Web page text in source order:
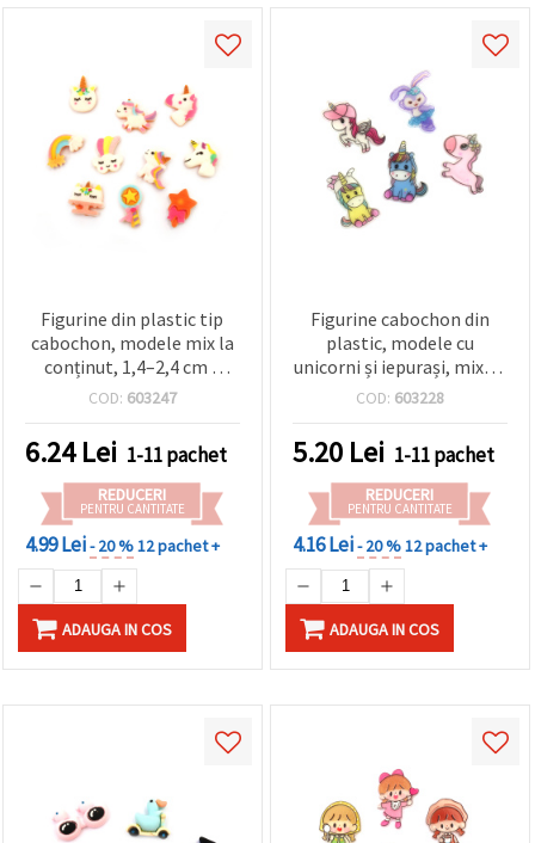
Figurine din plastic tip
cabochon, modele mix la
conținut, 1,4–2,4 cm –
pachet de 10 buc.
COD: 603247
6.24Lei 1-11 pachet
REDUCERI
PENTRU CANTITATE
4.99 Lei- 20 %12 pachet +
ADAUGA IN COS
Figurine cabochon din
plastic, modele cu
unicorni și iepurași, mixte,
3–3,4 cm — 5 bucăți
COD: 603228
5.20 Lei 1-11 pachet
REDUCERI
PENTRU CANTITATE
4.16 Lei- 20 %12 pachet +
ADAUGA IN COS